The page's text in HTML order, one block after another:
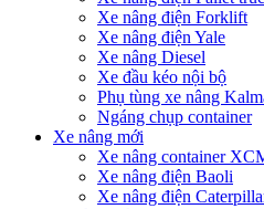
Xe nâng điện Forklift
Xe nâng điện Yale
Xe nâng Diesel
Xe đầu kéo nội bộ
Phụ tùng xe nâng
Ngáng chụp container
Xe nâng mới
Xe nâng container
Xe nâng điện Baoli
Xe nâng điện